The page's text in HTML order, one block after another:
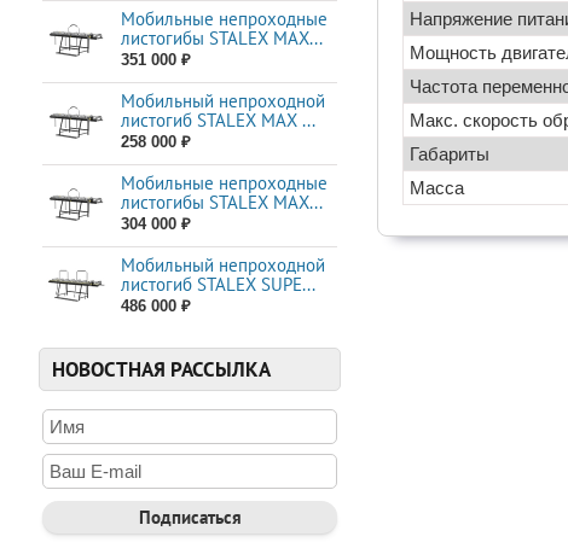
Мобильные непроходные
листогибы STALEX МАХ...
351 000 ₽
Мобильный непроходной
листогиб STALEX MAX ...
258 000 ₽
Мобильные непроходные
листогибы STALEX МАХ...
304 000 ₽
Мобильный непроходной
листогиб STALEX SUPE...
486 000 ₽
НОВОСТНАЯ РАССЫЛКА
Напряжение
Мощность
Частота
Макс. скорость
Габариты
Масса